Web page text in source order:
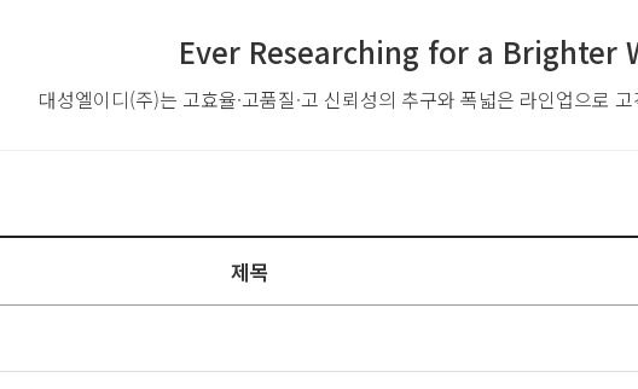
Ever Researching for a Brighter
대성엘이디(주)는 고효율·고품질·고 신뢰성의 추구와폭넓은 라인업으로
제목